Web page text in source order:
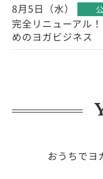
8月5日（水）
完全リニューアル
めのヨガビジネス
おうちでヨ